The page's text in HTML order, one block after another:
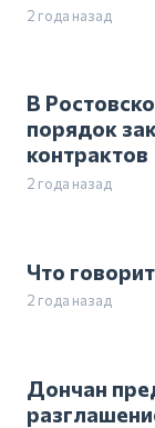
2 года назад
В
порядок
контрактов
2 года назад
Что
2 года назад
Дончан